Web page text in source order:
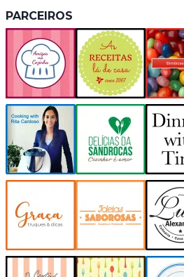
PARCEIROS